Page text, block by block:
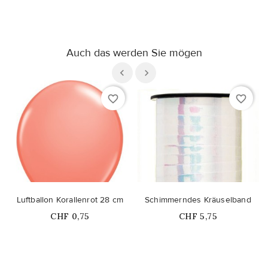
Auch das werden Sie mögen
favorite_border
Luftballon Korallenrot 28 cm
Price
CHF 0,75
favorite_border
Schimmerndes Kräuselband
Price
CHF 5,75